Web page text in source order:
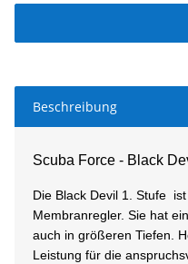
Beschreibung
Scuba Force - Black
Die Black Devil 1. Stufe
Membranregler. Sie hat
auch in größeren Tiefen.
Leistung für die